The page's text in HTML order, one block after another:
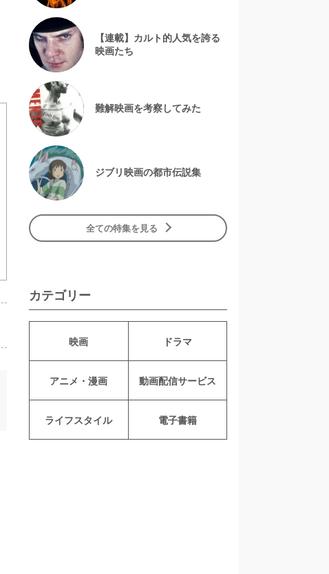
【連載】カルト的人気を誇る
映画たち
難解映画を考察してみた
ジブリ映画の都市伝説集
全ての特集を見る
カテゴリー
映画 ドラマ
アニメ・漫画 動画配信サービス
ライフスタイル 電子書籍